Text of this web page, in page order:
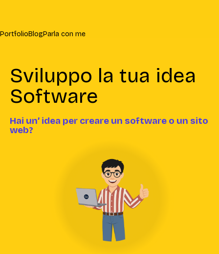
PortfolioBlogParla con me
Sviluppo la tua idea
Software
Hai un’ idea per creare un software o un sito
web?